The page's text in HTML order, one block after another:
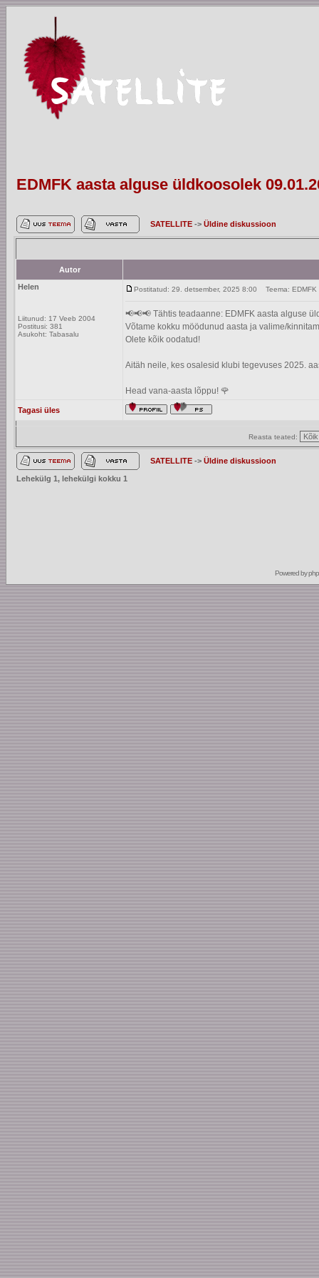
EDMFK aasta alguse üldkoosolek
SATELLITE -> Üldine diskussioon
Autor
Helen
Liitunud: 17 Veeb 2004
Postitusi: 381
Asukoht: Tabasalu
Postitatud: 29. detsember, 2025 8:00 Teema:
📢📢📢 Tähtis teadaanne: EDMFK aasta alguse
Võtame kokku möödunud aasta ja valime/
Olete kõik oodatud!
Aitäh neile, kes osalesid klubi tegevuses 2025.
Head vana-aasta lõppu! 🌹
Tagasi üles
Reasta teated:
SATELLITE -> Üldine diskussioon
Lehekülg 1, lehekülgi kokku 1
Powered by